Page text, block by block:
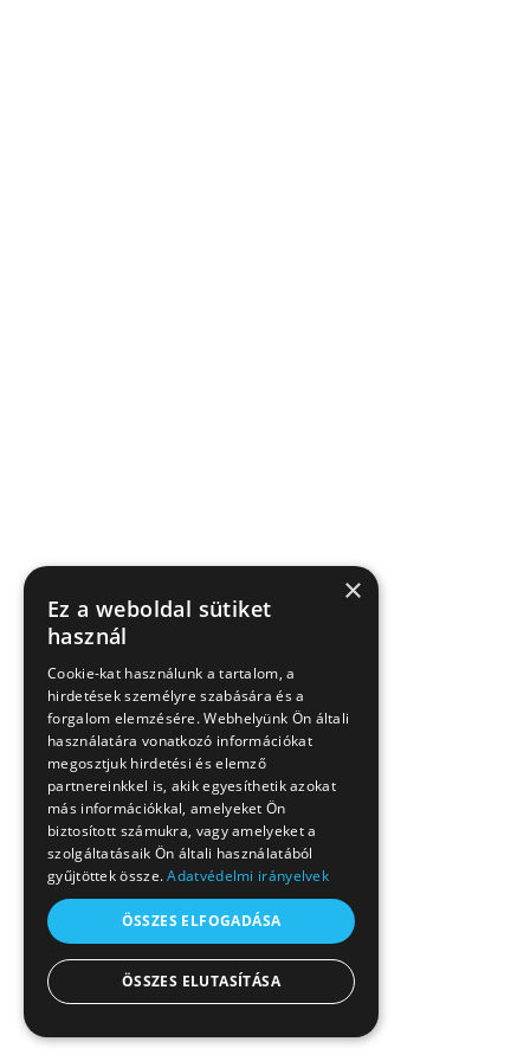
×
Ez a weboldal sütiket
használ
Cookie-kat használunk a tartalom, a
hirdetések személyre szabására és a
forgalom elemzésére. Webhelyünk Ön általi
használatára vonatkozó információkat
megosztjuk hirdetési és elemző
partnereinkkel is, akik egyesíthetik azokat
más információkkal, amelyeket Ön
biztosított számukra, vagy amelyeket a
szolgáltatásaik Ön általi használatából
gyűjtöttek össze.Adatvédelmi irányelvek
ÖSSZES ELFOGADÁSA
ÖSSZES ELUTASÍTÁSA